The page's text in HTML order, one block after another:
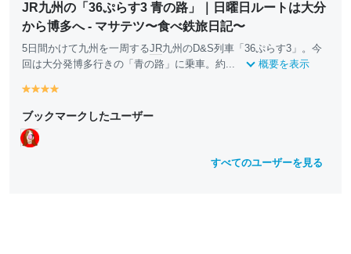
JR九州の「36ぷらす3 青の路」｜日曜日ルートは大分
から博多へ - マサテツ〜食べ鉄旅日記〜
5日間かけて九州を一周するJR九州のD&S列車「36ぷらす3」。今
回は大分発博多行きの「青の路」に乗車。約...
概要を表示
y
ll
o
w
y
ll
o
w
y
ll ll
ブックマークしたユーザー
すべてのユーザーを見る